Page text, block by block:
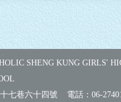
SHENG KUNG GIRLS'
十七巷六十四號 電話：06-